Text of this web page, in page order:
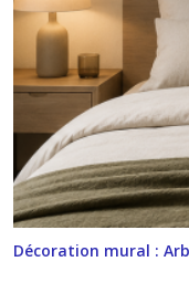
Décoration mural :